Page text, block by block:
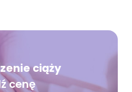
ciąży
cenę